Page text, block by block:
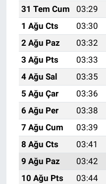
31 Tem Cum
03:29
1 Ağu Cts
03:30
2 Ağu Paz
03:32
3 Ağu Pts
03:33
4 Ağu Sal
03:35
5 Ağu Çar
03:36
6 Ağu Per
03:38
7 Ağu Cum
03:39
8 Ağu Cts
03:41
9 Ağu Paz
03:42
10 Ağu Pts
03:44